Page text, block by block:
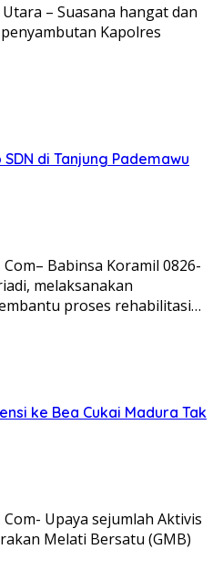
– Suasana hangat dan
Kapolres
di Tanjung Pademawu
Com– Babinsa Koramil 0826-
melaksanakan
proses rehabilitasi…
ke Bea Cukai Madura Tak
Com- Upaya sejumlah Aktivis
Melati Bersatu (GMB)